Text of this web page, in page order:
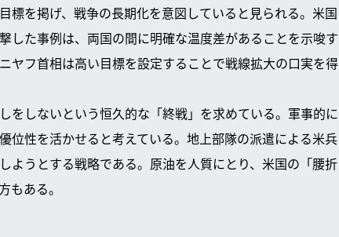
標を掲げ、戦争の長期化を意図していると見られる。米国
した事例は、両国の間に明確な温度差があることを示唆す
ヤフ首相は高い目標を設定することで戦線拡大の口実を得
をしないという恒久的な「終戦」を求めている。軍事的に
位性を活かせると考えている。地上部隊の派遣による米兵
ようとする戦略である。原油を人質にとり、米国の「腰折
もある。